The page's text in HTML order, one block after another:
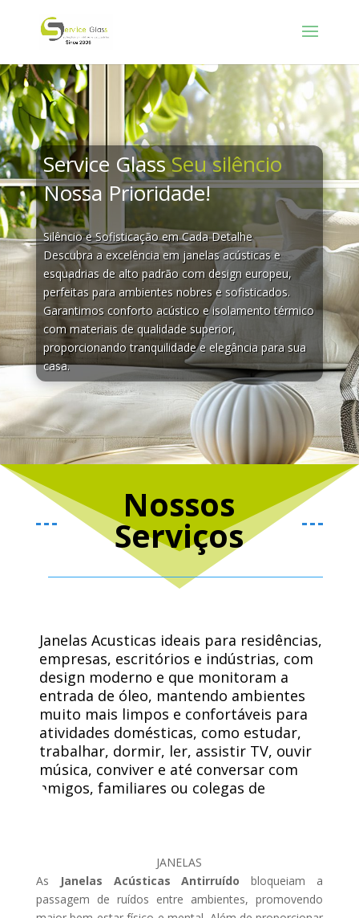
Service GlassSeu silêncio
Nossa Prioridade!
Silêncio e Sofisticação em Cada Detalhe
Descubra a excelência em janelas acústicas e
esquadrias de alto padrão com design europeu,
perfeitas para ambientes nobres e sofisticados.
Garantimos conforto acústico e isolamento térmico
com materiais de qualidade superior,
proporcionando tranquilidade e elegância para sua
casa.
Nossos
Serviços
Janelas Acusticas ideais para residências,
empresas, escritórios e indústrias, com
design moderno e que monitoram a
entrada de óleo, mantendo ambientes
muito mais limpos e confortáveis ​​para
atividades domésticas, como estudar,
trabalhar, dormir, ler, assistir TV, ouvir
música, conviver e até conversar com
amigos, familiares ou colegas de
JANELAS
As
Janelas Acústicas Antirruído
bloqueiam a
passagem de ruídos entre ambientes, promovendo